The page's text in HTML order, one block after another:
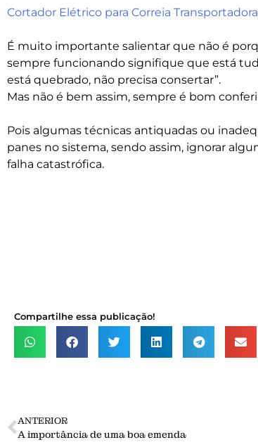
Cortador Elétrico para Correia Transportadora
É muito importante salientar que não é
sempre funcionando signifique que está
está quebrado, não precisa consertar”.
Mas não é bem assim, sempre é bom
Pois algumas técnicas antiquadas ou
panes no sistema, sendo assim, ignorar
falha catastrófica.
Compartilhe essa publicação!
ANTERIOR
A importância de uma boa emenda